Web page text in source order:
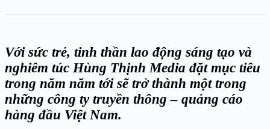
Với sức trẻ, tinh thần lao động sáng tạo và
nghiêm túc Hùng Thịnh Media đặt mục tiêu
trong năm năm tới sẽ trở thành một trong
những công ty truyền thông – quảng cáo
hàng đầu Việt Nam.